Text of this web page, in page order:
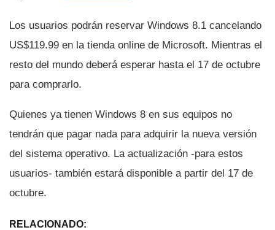
Los usuarios podrán reservar Windows 8.1 cancelando
US$119.99 en la tienda online de Microsoft. Mientras el
resto del mundo deberá esperar hasta el 17 de octubre
para comprarlo.
Quienes ya tienen Windows 8 en sus equipos no
tendrán que pagar nada para adquirir la nueva versión
del sistema operativo. La actualización -para estos
usuarios- también estará disponible a partir del 17 de
octubre.
RELACIONADO: